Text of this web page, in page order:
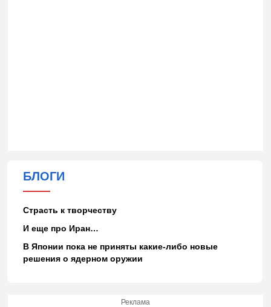
БЛОГИ
Страсть к творчеству
И еще про Иран…
В Японии пока не приняты какие-либо новые
решения о ядерном оружии
Реклама